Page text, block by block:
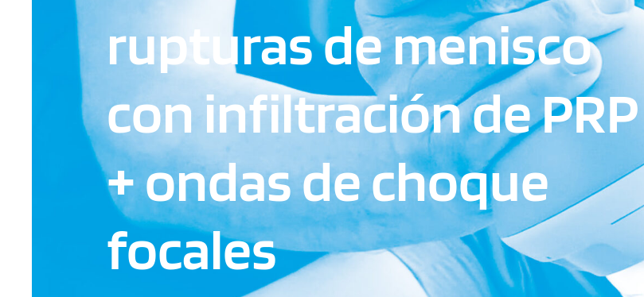
rupturas de menisco
con infiltración de PRP
+ ondas de choque
focales